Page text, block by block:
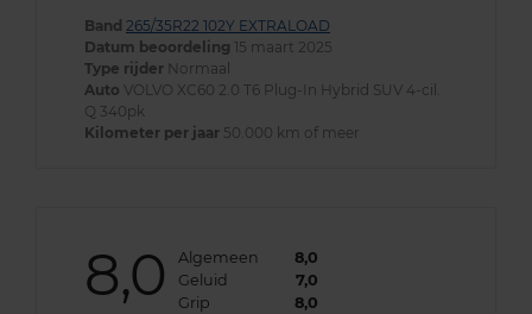
Band 265/35R22 102Y EXTRALOAD
Datum beoordeling 15 maart 2025
Type rijder Normaal
Auto VOLVO XC60 2.0 T6 Plug-In Hybrid SUV 4-cil.
Q 340pk
Kilometer per jaar 50.000 km of meer
8,0 Algemeen
8,0
Geluid
7,0
Grip
8,0